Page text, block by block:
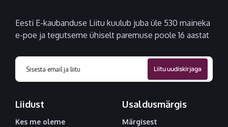
Eesti E-kaubanduse Liitu kuulub juba üle 530 maineka
e-poe ja tegutseme ühiselt paremuse poole 16 aastat
Liidust
Kes me oleme
Usaldusmärgis
Märgisest